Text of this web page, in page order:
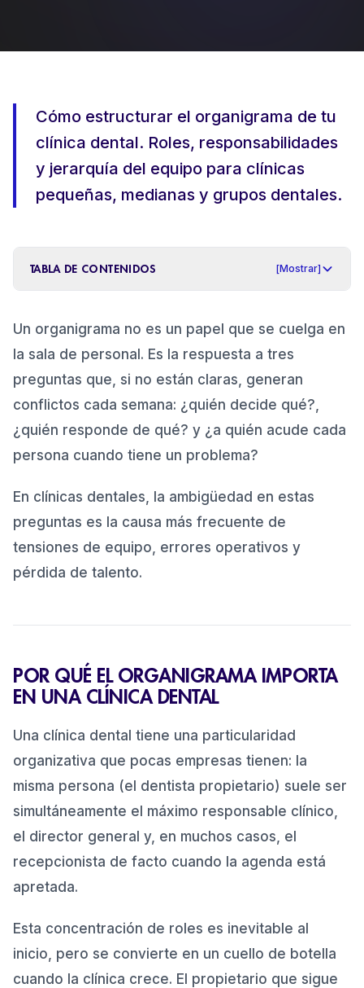
PRODUCCIÓN DE CONTENIDOS +
Cómo estructurar el organigrama de tu
clínica dental. Roles, responsabilidades
y jerarquía del equipo para clínicas
pequeñas, medianas y grupos dentales.
TABLA DE CONTENIDOS [Mostrar]
dental
2. Roles de una clínica dental: el mapa completo
3. Organigrama por tamaño de clínica
3.2. Clínica pequeña (2-3 dentistas)
Grupo dental (múltiples sedes)
.
clínicas dentales
Conclusión
Un organigrama no es un papel que se cuelga en
la sala de personal. Es la respuesta a tres
preguntas que, si no están claras, generan
conflictos cada semana: ¿quién decide qué?,
¿quién responde de qué? y ¿a quién acude cada
persona cuando tiene un problema?
En clínicas dentales, la ambigüedad en estas
preguntas es la causa más frecuente de
tensiones de equipo, errores operativos y
pérdida de talento.
POR QUÉ EL ORGANIGRAMA IMPORTA
EN UNA CLÍNICA DENTAL
Una clínica dental tiene una particularidad
organizativa que pocas empresas tienen: la
misma persona (el dentista propietario) suele ser
simultáneamente el máximo responsable clínico,
el director general y, en muchos casos, el
recepcionista de facto cuando la agenda está
apretada.
Esta concentración de roles es inevitable al
inicio, pero se convierte en un cuello de botella
cuando la clínica crece. El propietario que sigue